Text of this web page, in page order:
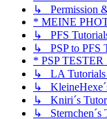
↳ Permission
* MEINE
↳ PFS
↳ PSP to PFS
* PSP
↳ LA Tutorials
↳
↳ Kniri´s
↳ Sternchen´s